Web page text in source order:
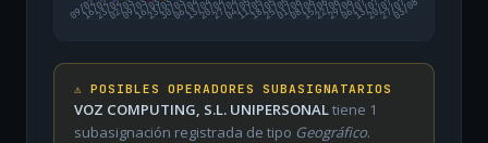
09/02
16/0223/0202/0309/0316/0323/0330/0306/0413/0420/0427/0404/0511/0518/0525/0501/0608/0615/0622/0629/0606/0713/0720/0727/07
03/08
⚠️ POSIBLES OPERADORES SUBASIGNATARIOS
VOZ COMPUTING, S.L. UNIPERSONALtiene 1
subasignación registrada de tipo Geográfico.